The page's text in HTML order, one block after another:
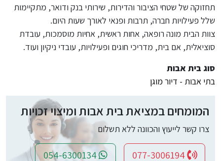
תחזוקה של שטחי הציבור והדירות, שירותי בנק ודואר, מתקיימות
שלל פעילויות חברה, תרבות ופנאי לאורך שעות היום.
צוות הבית מונה רופאה, אחות ראשית, אחיות מוסמכות, עובדת
סוציאלית, אם בית, מדריכי חוגים ופעילויות, עובדי ניקיון ועוד.
סוג בית אבות
בתי אבות - דיור מוגן
המומחים במציאת בית אבות ומיצוי זכויות
צרו קשר לייעוץ והכוונה ללא תשלום